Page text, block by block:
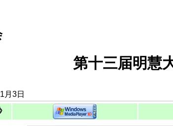
第十三届明慧
月3日